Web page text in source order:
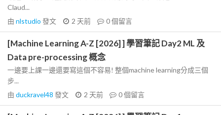
Claud...
由 nlstudio 發文 2 天前 0個留言
[Machine Learning A-Z [2026] ] 學習筆記 Day2 ML 及
Data pre-processing 概念
一邊要上課一邊還要寫這個不容易! 整個machine learning分成三個
步...
由 duckravel48 發文 2 天前 0個留言